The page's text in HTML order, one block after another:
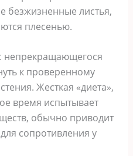
безжизненные листья,
плесенью.
непрекращающегося
к проверенному
Жесткая «диета»,
время испытывает
обычно приводит
сопротивления у